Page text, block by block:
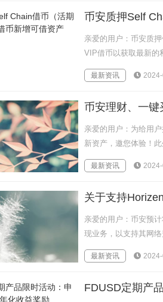
币安质押Self
亲爱的用户：币安质
VIP借币以获取最新的
最新资讯
币安理财、一
亲爱的用户：为给用
新资产，邀您体验！
最新资讯
关于支持
亲爱的用户：币安预
现业务，以支持其网
最新资讯
FDUSD定期产